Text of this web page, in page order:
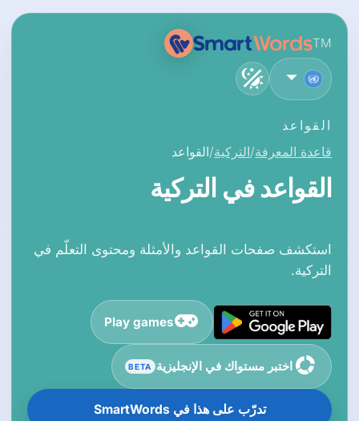
TM
العربية
القواعد
قاعدة المعرفة التركية القواعد
القواعد في التركية
استكشف صفحات القواعد والأمثلة ومحتوى التعلّم في
التركية.
Play games
اختبر مستواك في الإنجليزية BETA
تدرّب على هذا في SmartWords